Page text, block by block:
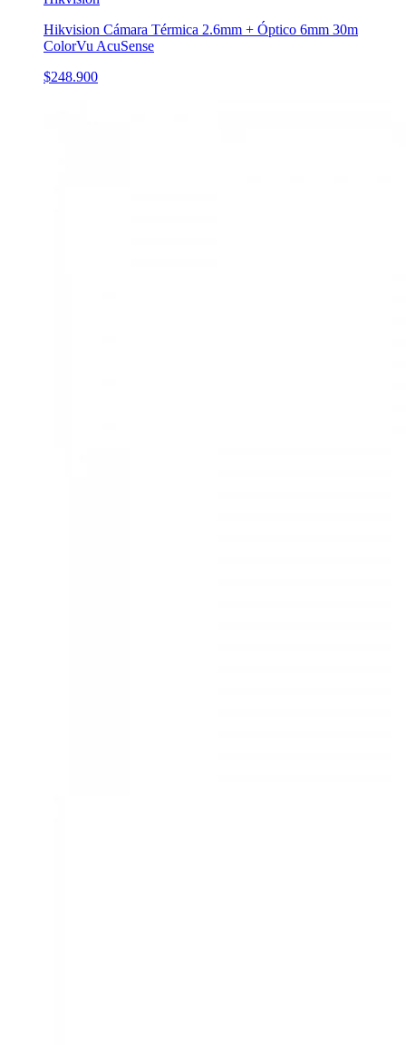
Hikvision Cámara Térmica 2.6mm + Óptico 6mm 30m
ColorVu AcuSense
$248.900